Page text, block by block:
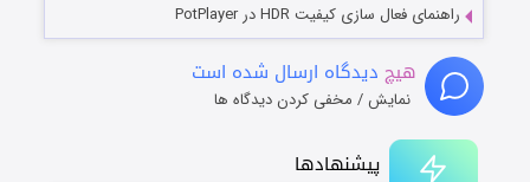
پیشنهادها
راهنمای فعال سازی کیفیت HDR در PotPlayer
هیچ دیدگاه ارسال شده است
نمایش / مخفی کردن دیدگاه ها